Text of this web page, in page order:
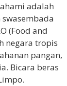
adalah
(Food and
negara tropis
pangan,
Bicara beras